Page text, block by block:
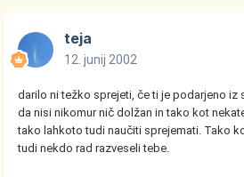
teja
12. junij 2002
darilo ni težko sprejeti, če ti je podarjeno iz
da nisi nikomur nič dolžan in tako kot
tako lahkoto tudi naučiti sprejemati. Tako
tudi nekdo rad razveseli tebe.